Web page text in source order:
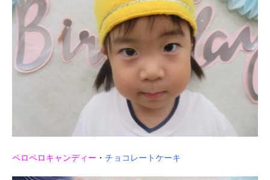
ペロペロキャンディー ・ チョコレートケーキ